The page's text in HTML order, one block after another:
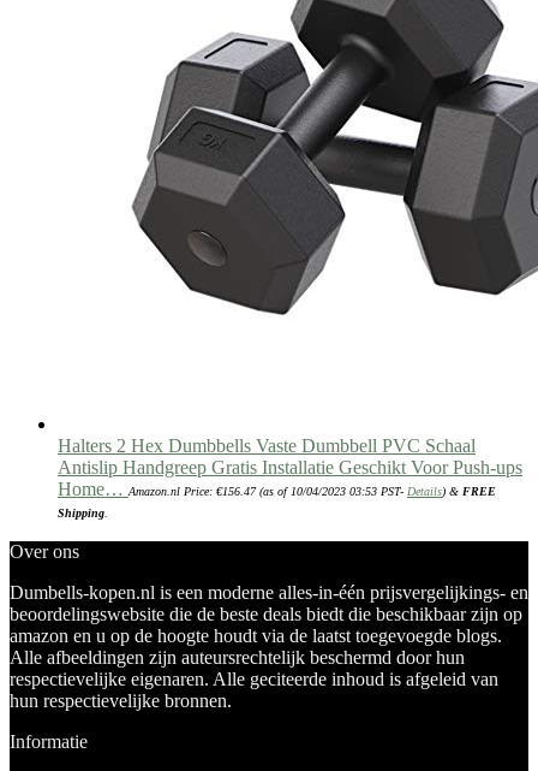
Halters 2 Hex Dumbbells Vaste Dumbbell PVC Schaal
Antislip Handgreep Gratis Installatie Geschikt Voor Push-ups
Home… Amazon.nl Price: €156.47(as of 10/04/2023 03:53 PST- Details) & FREE
Shipping
Over ons
Dumbells-kopen.nl is een moderne alles-in-één prijsvergelijkings- en
beoordelingswebsite die de beste deals biedt die beschikbaar zijn op
amazon en u op de hoogte houdt via de laatst toegevoegde blogs.
Alle afbeeldingen zijn auteursrechtelijk beschermd door hun
respectievelijke eigenaren. Alle geciteerde inhoud is afgeleid van
hun respectievelijke bronnen.
Informatie